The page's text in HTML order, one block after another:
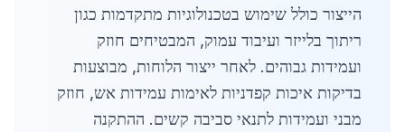
הייצור כולל שימוש בטכנולוגיות מתקדמות כגון
ריתוך בלייזר ועיבוד עמוק, המבטיחים חוזק
ועמידות גבוהים. לאחר ייצור הלוחות, מבוצעות
בדיקות איכות קפדניות לאימות עמידות אש, חוזק
מבני ועמידות לתנאי סביבה קשים. ההתקנה